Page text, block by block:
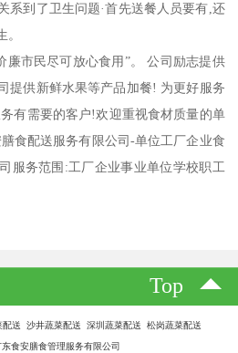
系到了卫生问题·首先送餐人员要有,还
廉市民尽可放心食用”。 公司励志提供
提供新鲜水果等产品加餐! 为更好服务
有需要的客户!欢迎重视食材质量的单
食配送服务有限公司-单位工厂企业食
服务范围:工厂企业事业单位学校职工
Top
配送 沙井蔬菜配送 深圳蔬菜配送 松岗蔬菜配送
食安膳食管理服务有限公司